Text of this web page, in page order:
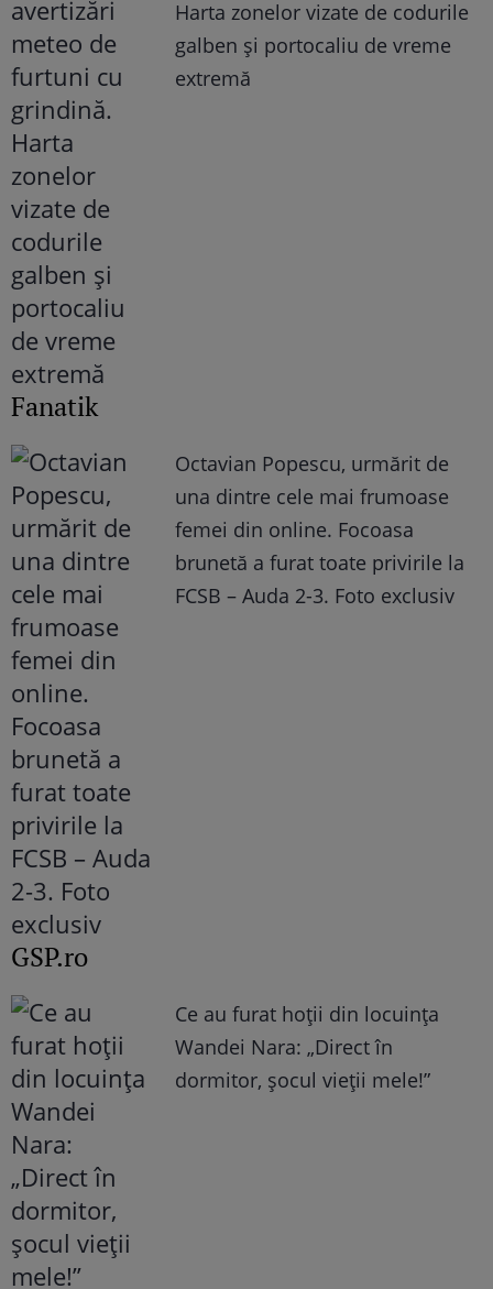
Harta zonelor vizate de codurile
galben și portocaliu de vreme
extremă
Fanatik
Octavian Popescu, urmărit de
una dintre cele mai frumoase
femei din online. Focoasa
brunetă a furat toate privirile la
FCSB – Auda 2-3. Foto exclusiv
GSP.ro
Ce au furat hoții din locuința
Wandei Nara: „Direct în
dormitor, șocul vieții mele!”